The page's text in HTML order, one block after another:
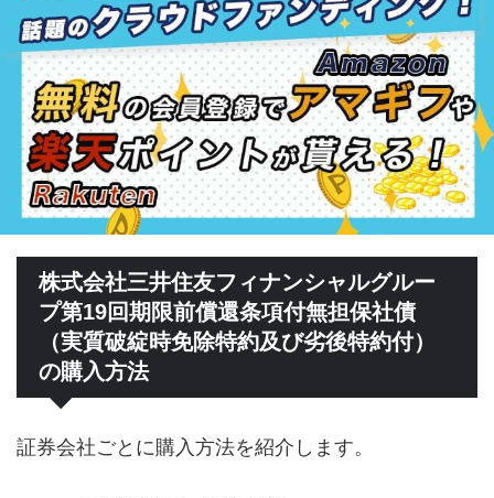
株式会社三井住友フィナンシャルグルー
プ第19回期限前償還条項付無担保社債
（実質破綻時免除特約及び劣後特約付）
の購入方法
証券会社ごとに購入方法を紹介します。